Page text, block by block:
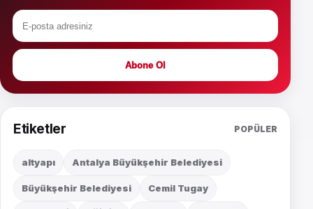
Abone Ol
Etiketler POPÜLER
altyapı Antalya Büyükşehir Belediyesi
Büyükşehir Belediyesi Cemil Tugay